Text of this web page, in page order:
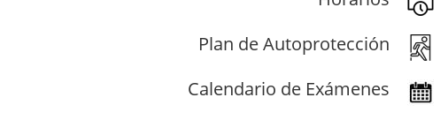
Plan de Autoprotección
Calendario de Exámenes